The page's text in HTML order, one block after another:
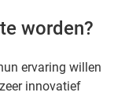
worden?
ervaring willen
innovatief